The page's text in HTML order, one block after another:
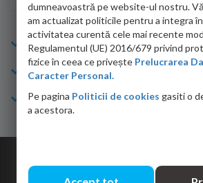
Info Bagno
Cumparaturi
Suport clienti
dumneavoastră pe website-ul nostru.
am actualizat politicile pentru a integra
activitatea curentă cele mai recente
Regulamentul (UE) 2016/679 privind
fizice în ceea ce privește Prelucrarea
Caracter Personal.
Pe pagina Politicii de cookies gasiti o
a acestora.